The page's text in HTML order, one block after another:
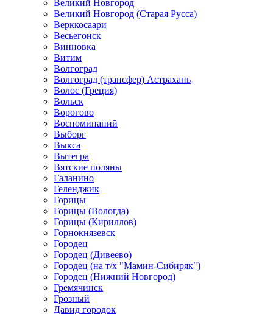
Великий Новгород
Великий Новгород (Старая Русса)
Верккосаари
Весьегонск
Винновка
Витим
Волгоград
Волгоград (трансфер) Астрахань
Волос (Греция)
Вольск
Ворогово
Воспоминаний
Выборг
Выкса
Вытегра
Вятские поляны
Галанино
Геленджик
Горицы
Горицы (Вологда)
Горицы (Кириллов)
Горнокнязевск
Городец
Городец (Дивеево)
Городец (на т/х "Мамин-Сибиряк")
Городец (Нижний Новгород)
Гремячинск
Грозный
Давид городок